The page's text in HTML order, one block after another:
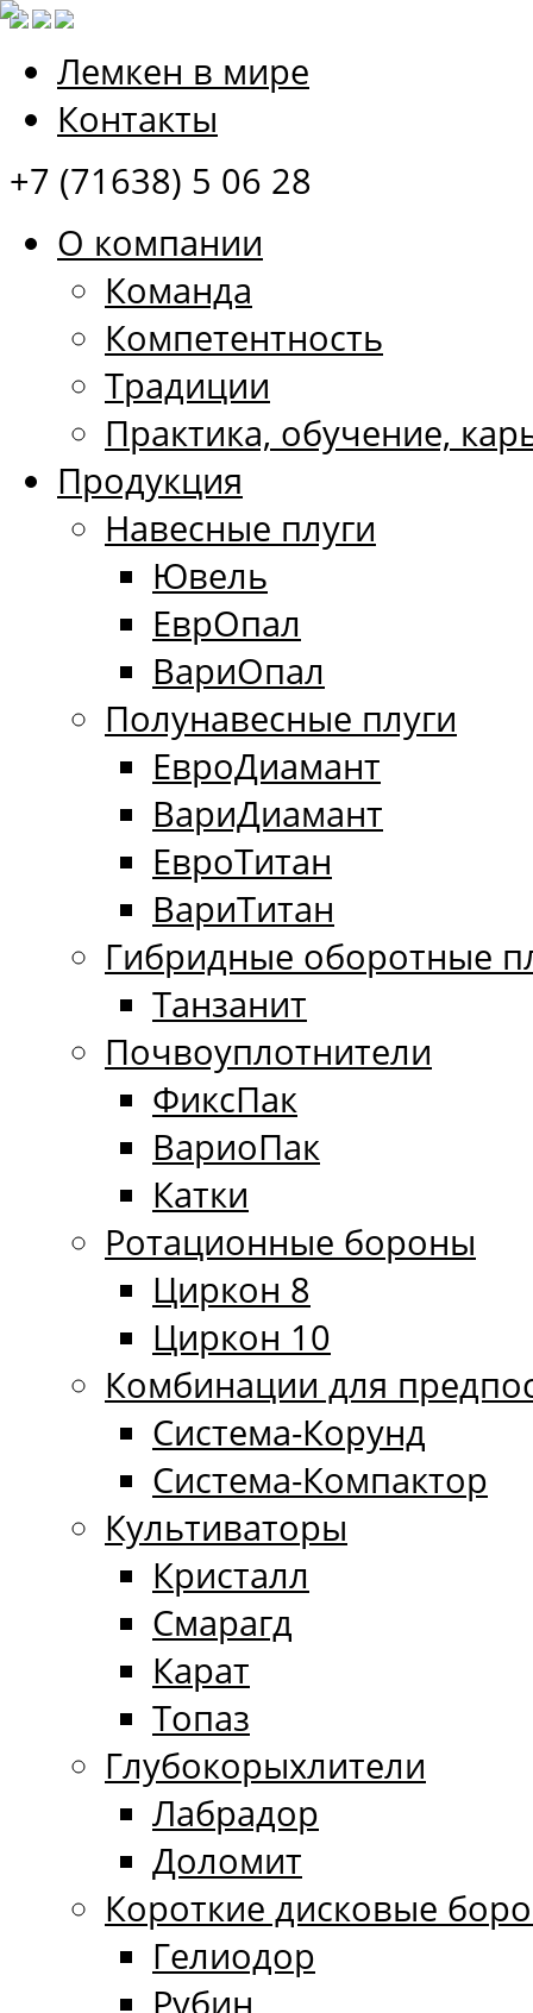
Лемкен в мире
Контакты
+7 (71638) 5 06 28
О компании
Команда
Компетентность
Традиции
Практика, обучение,
Продукция
Навесные плуги
Ювель
ЕврОпал
ВариОпал
Полунавесные плуги
ЕвроДиамант
ВариДиамант
ЕвроТитан
ВариТитан
Гибридные оборотные
Танзанит
Почвоуплотнители
ФиксПак
ВариоПак
Катки
Ротационные бороны
Циркон 8
Циркон 10
Комбинации для
Система-Корунд
Система-Компактор
Культиваторы
Кристалл
Смарагд
Карат
Топаз
Глубокорыхлители
Лабрадор
Доломит
Короткие дисковые
Гелиодор
Рубин